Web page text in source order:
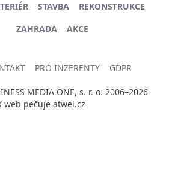
STAVBA
REKONSTRUKCE
ZAHRADA
AKCE
PRO INZERENTY GDPR
MEDIA ONE, s. r. o. 2006–2026